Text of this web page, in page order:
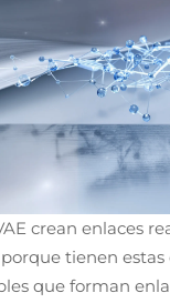
crean enlaces
tienen estas
que forman